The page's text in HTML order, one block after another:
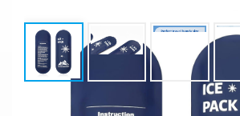
90g Reusable Ice Packs For